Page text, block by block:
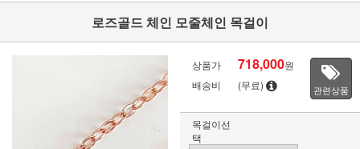
로즈골드 체인 모줄체인 목걸이
상품가 718,000원
배송비
(무료) 관련상품
목걸이선
택